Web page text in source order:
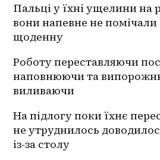
Пальці у їхні ущелини на
вони напевне не
щоденну
Роботу переставляючи
наповнюючи та
виливаючи
На підлогу поки їхнє
не утруднилось
із-за столу